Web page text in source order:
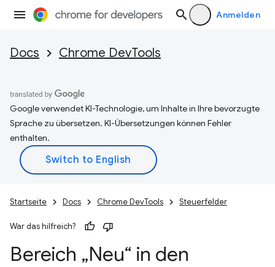
Anmelden
Docs Chrome DevTools
Google verwendet KI-Technologie, um Inhalte in Ihre bevorzugte
Sprache zu übersetzen. KI-Übersetzungen können Fehler
enthalten.
Startseite Docs Chrome DevTools Steuerfelder
War das hilfreich?
Bereich „Neu“ in den